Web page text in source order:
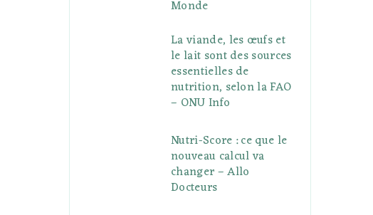
Monde
La viande, les œufs et
le lait sont des sources
essentielles de
nutrition, selon la FAO
– ONU Info
Nutri-Score : ce que le
nouveau calcul va
changer – Allo
Docteurs